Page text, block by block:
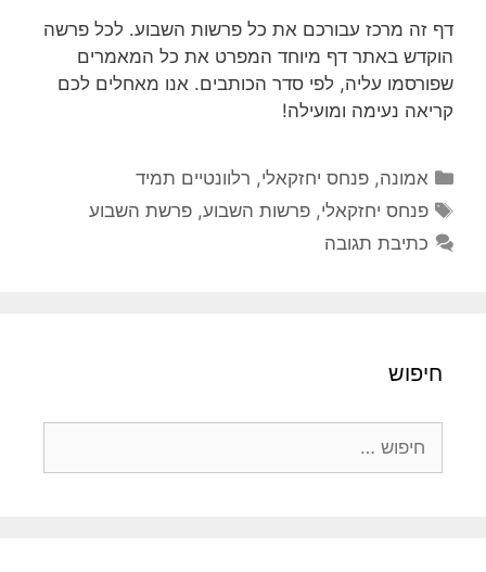
דף זה מרכז עבורכם את כל פרשות השבוע. לכל פרשה
הוקדש באתר דף מיוחד המפרט את כל המאמרים
שפורסמו עליה, לפי סדר הכותבים. אנו מאחלים לכם
קריאה נעימה ומועילה!
קטגוריות
אמונה,פנחס יחזקאלי, רלוונטיים תמיד
תגיות
פנחס יחזקאלי,פרשות השבוע,פרשת השבוע
כתיבת תגובה
חיפוש